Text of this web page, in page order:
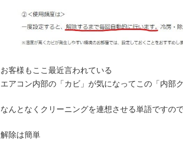
お客様もここ最近言われている
エアコン内部の「カビ」が気になってこの「内部
なんとなくクリーニングを連想させる単語ですの
解除は簡単